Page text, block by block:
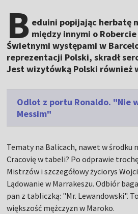
B eduini popijając herbatę
między innymi o
Świetnymi występami w
reprezentacji Polski, skradł
Jest wizytówką Polski również
Odlot z portu Ronaldo. "Nie
Messim"
Tematy na Balicach, nawet w środku
Cracovię w tabeli? Po odprawie
Mistrzów i szczegółowy życiorys
Lądowanie w Marrakeszu. Odbiór
pan z tabliczką: "Mr. Lewandowski".
większość mężczyzn w Maroko.